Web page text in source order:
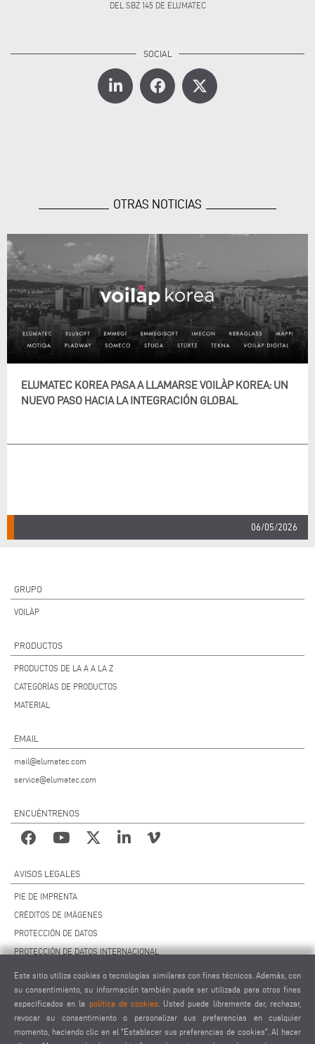
DEL SBZ 145 DE ELUMATEC
OTRAS NOTICIAS
ELUMATEC KOREA PASA A LLAMARSE VOILÀP KOREA: UN
NUEVO PASO HACIA LA INTEGRACIÓN GLOBAL
06/05/2026
GRUPO
VOILÀP
PRODUCTOS
PRODUCTOS DE LA A A LA Z
CATEGORÍAS DE PRODUCTOS
MATERIAL
EMAIL
mail@elumatec.com
service@elumatec.com
ENCUÉNTRENOS
AVISOS LEGALES
PIE DE IMPRENTA
CRÉDITOS DE IMÁGENES
PROTECCIÓN DE DATOS
PROTECCIÓN DE DATOS INTERNACIONAL
CONTRATO DE MANTENIMIENTO REMOTO
AJUSTES DE COOKIES
CÓDIGO DE CONDUCTA PARA PROVEEDORES
Este sitio utiliza cookies o tecnologías similares con fines técnicos. Además, con
su consentimiento, su información también puede ser utilizada para otros fines
especificados en la
política de cookies . Usted puede libremente dar, rechazar,
revocar su consentimiento o personalizar sus preferencias en cualquier
momento, haciendo clic en el "Establecer sus preferencias de cookies". Al hacer